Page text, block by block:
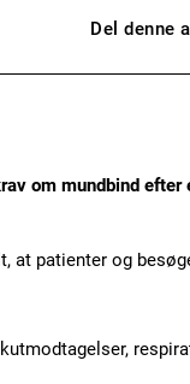
Del denne
om mundbind
at patienter og